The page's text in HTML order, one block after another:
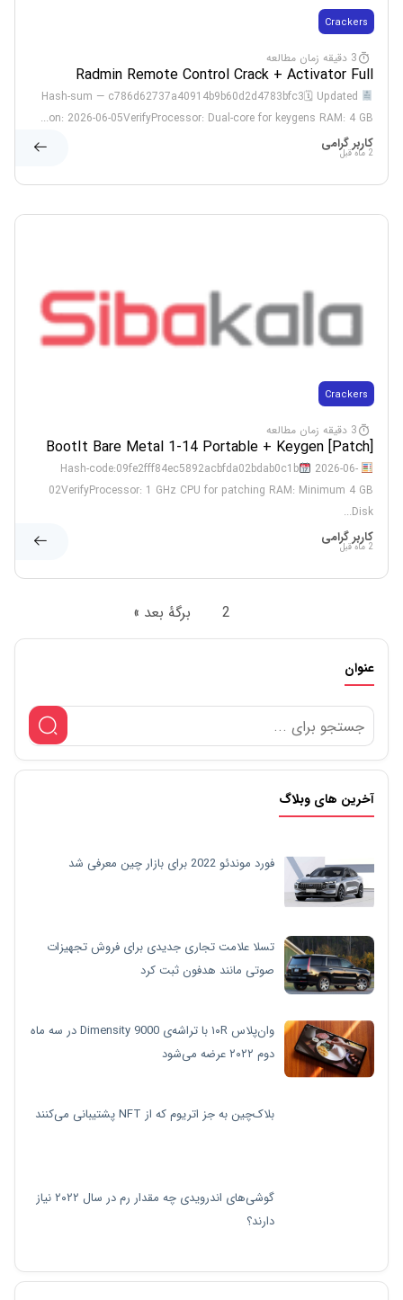
عنوان
آخرین های وبلاگ
فورد موندئو 2022 برای بازار چین معرفی شد
تسلا علامت تجاری جدیدی برای فروش تجهیزات
صوتی مانند هدفون ثبت کرد
وان‌پلاس ۱۰R با تراشه‌ی Dimensity 9000 در سه ماه
دوم ۲۰۲۲ عرضه می‌شود
بلاک‌چین به جز اتریوم که از NFT پشتیبانی می‌کنند
گوشی‌های اندرویدی چه مقدار رم در سال ۲۰۲۲ نیاز
دارند؟
Crackers
3 دقیقه زمان مطالعه
Radmin Remote Control Crack + Activator Full
[Clean]
Hash-sum — c786d62737a40914b9b60d2d4783bfc3🗓 Updated
on: 2026-06-05VerifyProcessor: Dual-core for keygens RAM: 4 GB...
کاربر گرامی
2 ماه قبل
Crackers
3 دقیقه زمان مطالعه
BootIt Bare Metal 1-14 Portable + Keygen [Patch]
Stable Bypass
Hash-code:09fe2fff84ec5892acbfda02bdab0c1b
2026-06-
02VerifyProcessor: 1 GHz CPU for patching RAM: Minimum 4 GB
Disk...
کاربر گرامی
2 ماه قبل
2 برگهٔ بعد »